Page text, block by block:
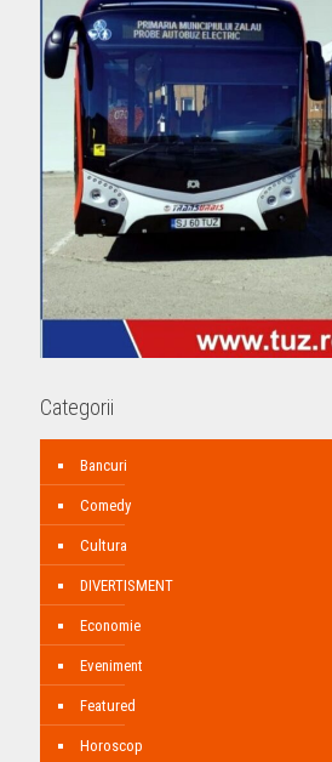
Categorii
Bancuri
Comedy
Cultura
DIVERTISMENT
Economie
Eveniment
Featured
Horoscop